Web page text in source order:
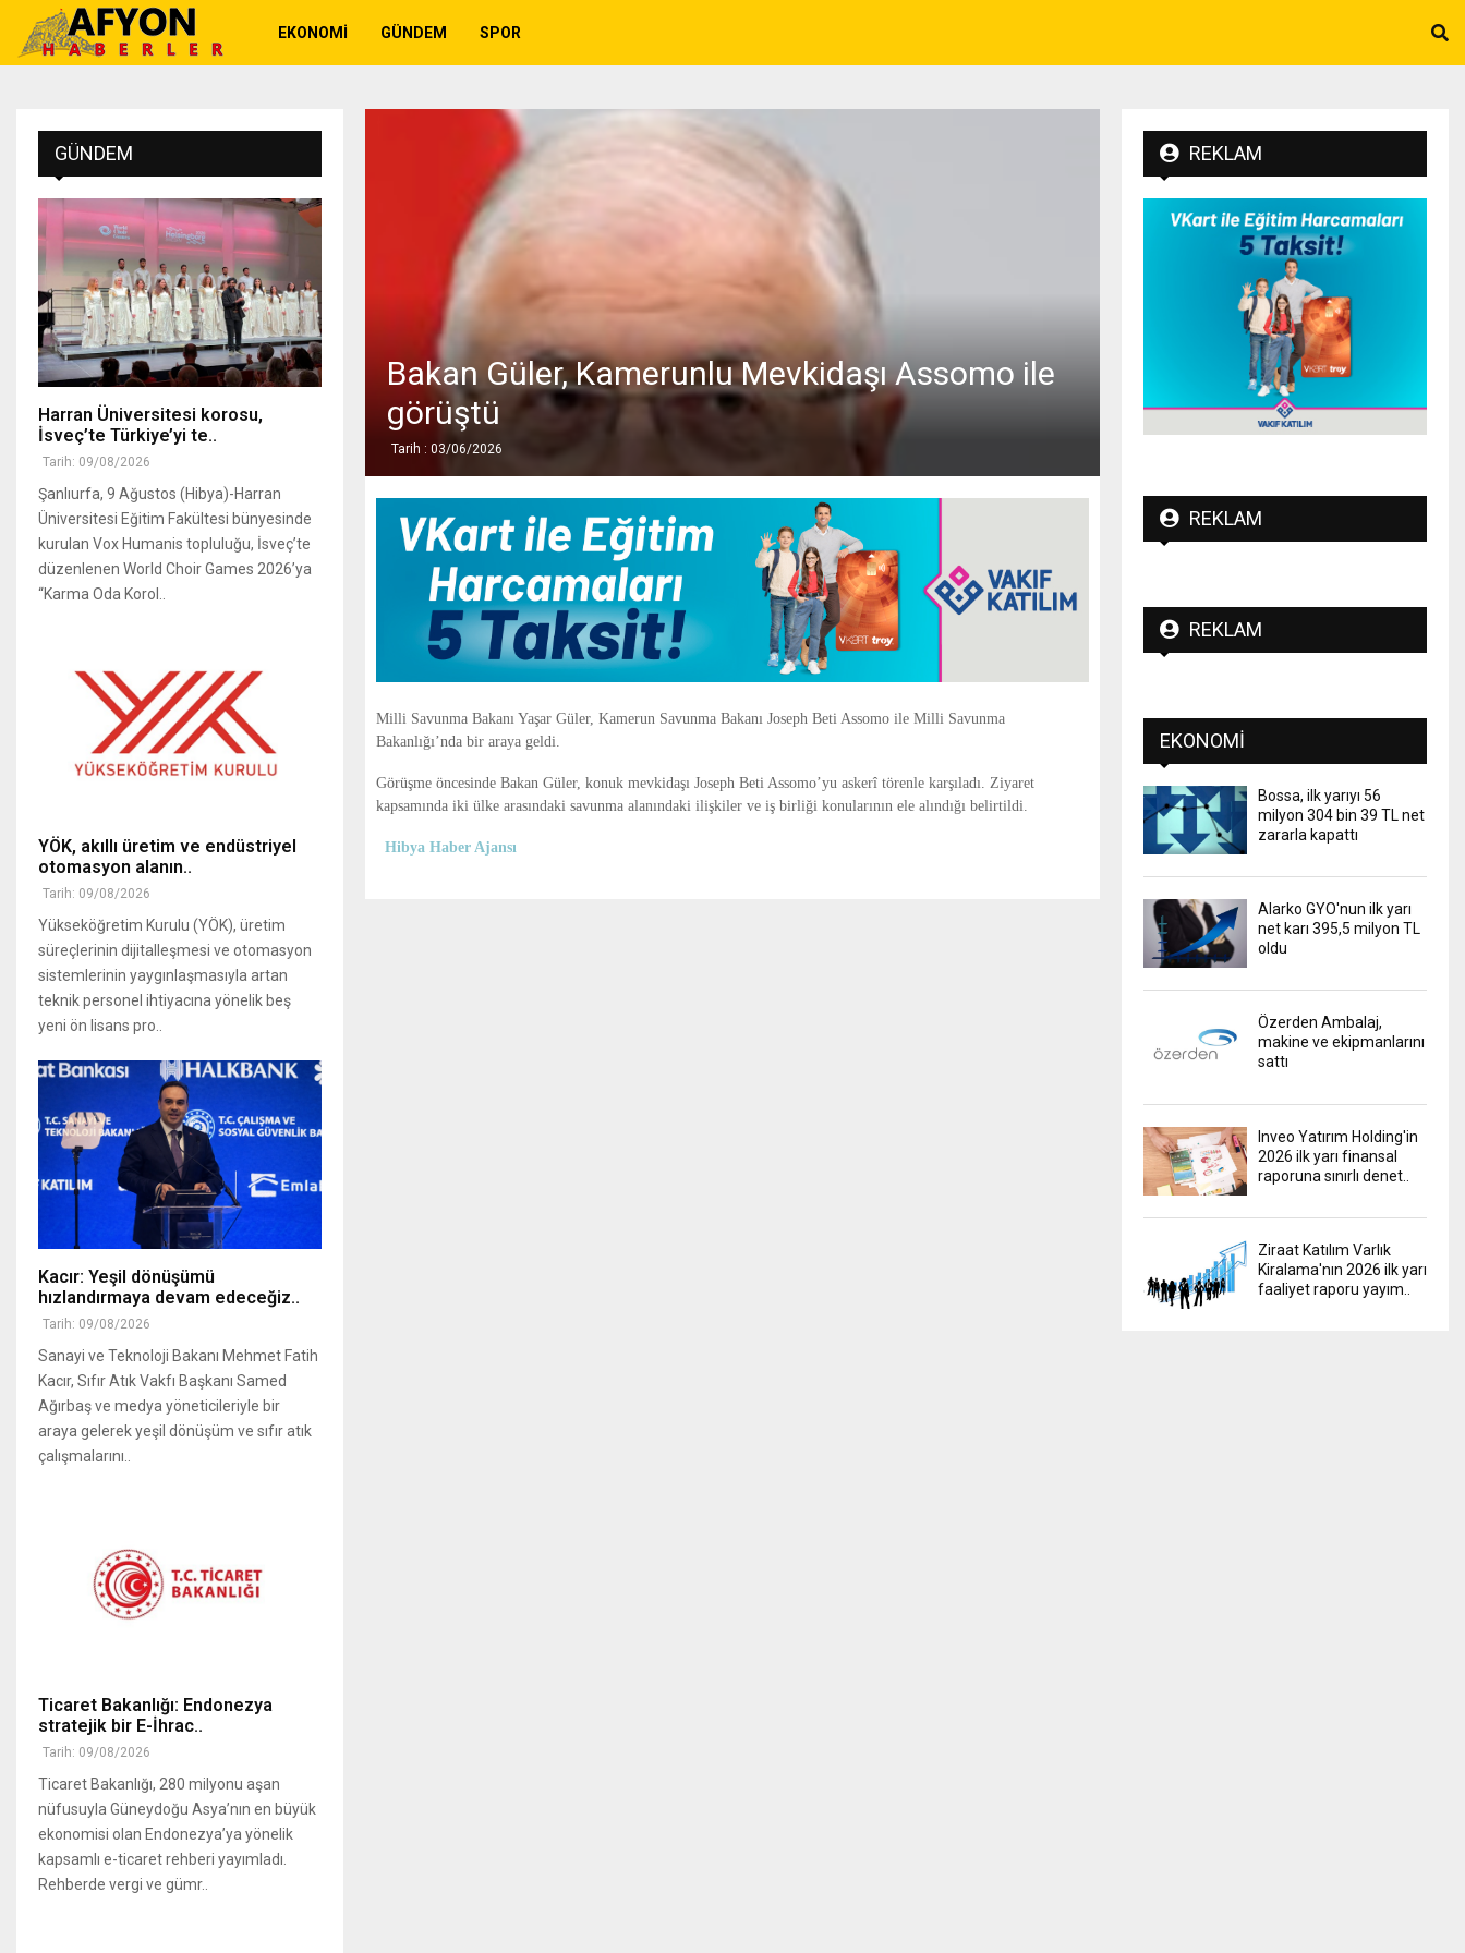
EKONOMI GÜNDEM SPOR
Bakan Güler, Kamerunlu Mevkidaşı Assomo ile
görüştü
Tarih : 03/06/2026
Milli Savunma Bakanı Yaşar Güler, Kamerun Savunma Bakanı Joseph Beti Assomo ile Milli Savunma
Bakanlığı’nda bir araya geldi.
Görüşme öncesinde Bakan Güler, konuk mevkidaşı Joseph Beti Assomo’yu askerî törenle karşıladı. Ziyaret
kapsamında iki ülke arasındaki savunma alanındaki ilişkiler ve iş birliği konularının ele alındığı belirtildi.
Hibya Haber Ajansı
GÜNDEM
Harran Üniversitesi korosu,
İsveç’te Türkiye’yi te..
Tarih: 09/08/2026
Şanlıurfa, 9 Ağustos (Hibya)-Harran
Üniversitesi Eğitim Fakültesi bünyesinde
kurulan Vox Humanis topluluğu, İsveç’te
düzenlenen World Choir Games 2026’ya
“Karma Oda Korol..
YÖK, akıllı üretim ve endüstriyel
otomasyon alanın..
Tarih: 09/08/2026
Yükseköğretim Kurulu (YÖK), üretim
süreçlerinin dijitalleşmesi ve otomasyon
sistemlerinin yaygınlaşmasıyla artan
teknik personel ihtiyacına yönelik beş
yeni ön lisans pro..
Kacır: Yeşil dönüşümü
hızlandırmaya devam edeceğiz..
Tarih: 09/08/2026
Sanayi ve Teknoloji Bakanı Mehmet Fatih
Kacır, Sıfır Atık Vakfı Başkanı Samed
Ağırbaş ve medya yöneticileriyle bir
araya gelerek yeşil dönüşüm ve sıfır atık
çalışmalarını..
Ticaret Bakanlığı: Endonezya
stratejik bir E-İhrac..
Tarih: 09/08/2026
Ticaret Bakanlığı, 280 milyonu aşan
nüfusuyla Güneydoğu Asya’nın en büyük
ekonomisi olan Endonezya’ya yönelik
kapsamlı e-ticaret rehberi yayımladı.
Rehberde vergi ve gümr..
REKLAM
REKLAM
REKLAM
EKONOMI
Bossa, ilk yarıyı 56
milyon 304 bin 39 TL net
zararla kapattı
Alarko GYO'nun ilk yarı
net karı 395,5 milyon TL
oldu
Özerden Ambalaj,
makine ve ekipmanlarını
sattı
Inveo Yatırım Holding'in
2026 ilk yarı finansal
raporuna sınırlı denet..
Ziraat Katılım Varlık
Kiralama'nın 2026 ilk yarı
faaliyet raporu yayım..